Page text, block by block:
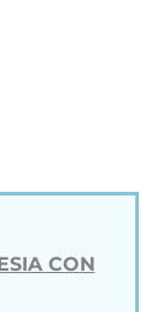
CON